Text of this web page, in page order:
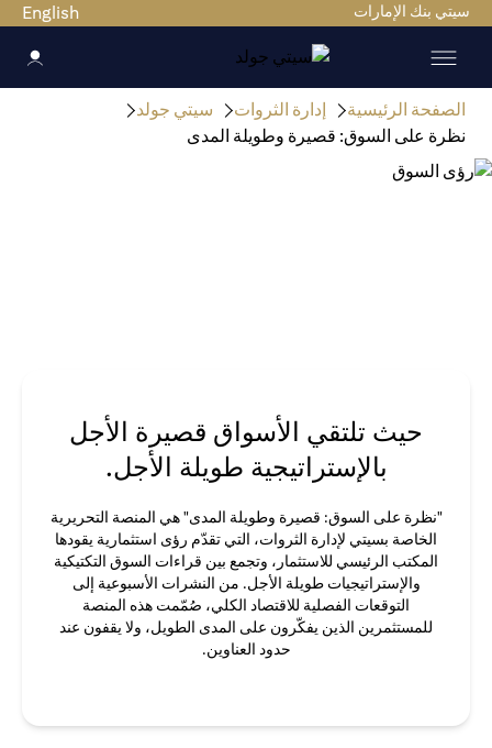
سيتي بنك الإمارات English
الصفحة الرئيسية إدارة الثروات
سيتي جولد
نظرة على السوق: قصيرة وطويلة المدى
حيث تلتقي الأسواق قصيرة الأجل
بالإستراتيجية طويلة الأجل.
"نظرة على السوق: قصيرة وطويلة المدى" هي المنصة التحريرية
الخاصة بسيتي لإدارة الثروات، التي تقدّم رؤى استثمارية يقودها
المكتب الرئيسي للاستثمار، وتجمع بين قراءات السوق التكتيكية
والإستراتيجيات طويلة الأجل. من النشرات الأسبوعية إلى
التوقعات الفصلية للاقتصاد الكلي، صُمّمت هذه المنصة
للمستثمرين الذين يفكّرون على المدى الطويل، ولا يقفون عند
حدود العناوين.